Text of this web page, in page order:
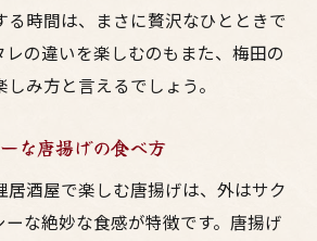
る時間は、まさに贅沢なひとときで
レの違いを楽しむのもまた、梅田の
み方と言えるでしょう。
な唐揚げの食べ方
居酒屋で楽しむ唐揚げは、外はサク
な絶妙な食感が特徴です。唐揚げ